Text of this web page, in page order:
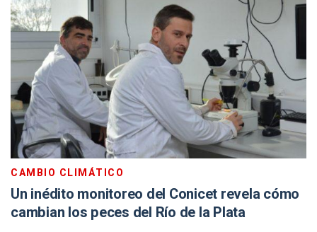
CAMBIO CLIMÁTICO
Un inédito monitoreo del Conicet revela cómo
cambian los peces del Río de la Plata